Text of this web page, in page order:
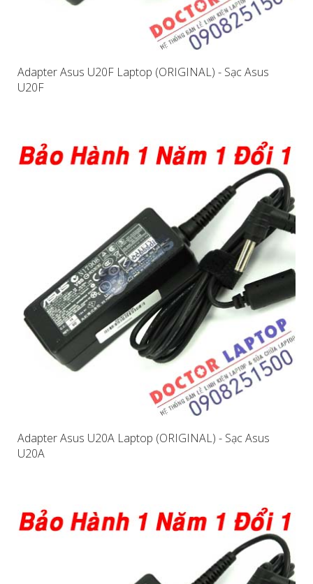
Adapter Asus U20F Laptop (ORIGINAL) - Sạc Asus
U20F
Adapter Asus U20A Laptop (ORIGINAL) - Sạc Asus
U20A